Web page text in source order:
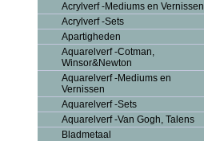
Acrylverf -Mediums en Vernissen
Acrylverf -Sets
Apartigheden
Aquarelverf -Cotman,
Winsor&Newton
Aquarelverf -Mediums en
Vernissen
Aquarelverf -Sets
Aquarelverf -Van Gogh, Talens
Bladmetaal